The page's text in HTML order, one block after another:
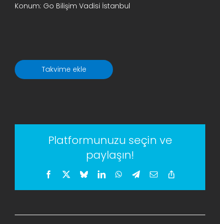
Konum: Go Bilişim Vadisi İstanbul
Takvime ekle
Platformunuzu seçin ve
paylaşın!
Facebook BlueskyLinkedInWhatsApp
Telegram
E-